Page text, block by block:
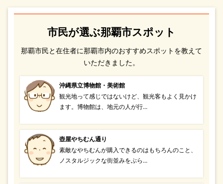
市民が選ぶ那覇市スポット
那覇市民と在住者に那覇市内のおすすめスポットを教えて
いただきました。
沖縄県立博物館・美術館
観光地って感じではないけど、観光客もよく見かけ
ます。博物館は、地元の人が行...
壺屋やちむん通り
素敵なやちむんが購入できるのはもちろんのこと、
ノスタルジックな街並みをぶら...